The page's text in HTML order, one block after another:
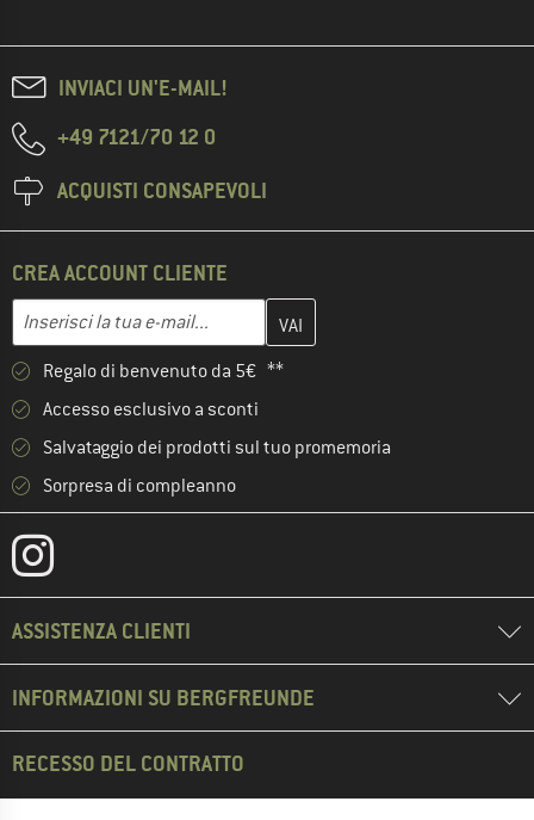
INVIACI UN'E-MAIL!
+49 7121/70 12 0
ACQUISTI CONSAPEVOLI
CREA ACCOUNT CLIENTE
Indirizzo e-mail
Inserisci qui il tuo indirizzo e-mail e crea il tuo account cliente
Regalo di benvenuto da 5€ **
Accesso esclusivo a sconti
Salvataggio dei prodotti sul tuo promemoria
Sorpresa di compleanno
ASSISTENZA CLIENTI
INFORMAZIONI SU BERGFREUNDE
RECESSO DEL CONTRATTO